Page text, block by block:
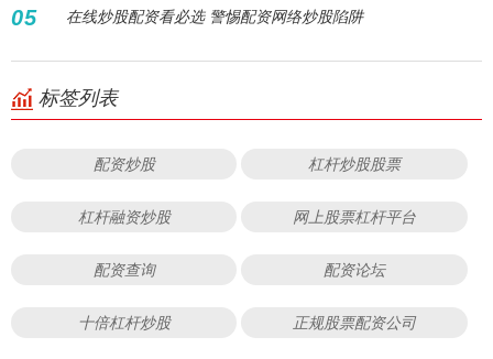
05 在线炒股配资看必选 警惕配资网络炒股陷阱
标签列表
配资炒股 杠杆炒股股票
杠杆融资炒股 网上股票杠杆平台
配资查询 配资论坛
十倍杠杆炒股 正规股票配资公司